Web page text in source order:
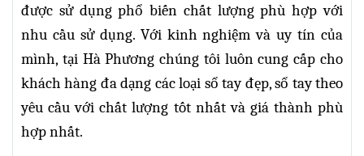
được sử dụng phổ biến chất lượng phù hợp với
nhu cầu sử dụng. Với kinh nghiệm và uy tín của
mình, tại Hà Phương chúng tôi luôn cung cấp cho
khách hàng đa dạng các loại sổ tay đẹp, sổ tay theo
yêu cầu với chất lượng tốt nhất và giá thành phù
hợp nhất.